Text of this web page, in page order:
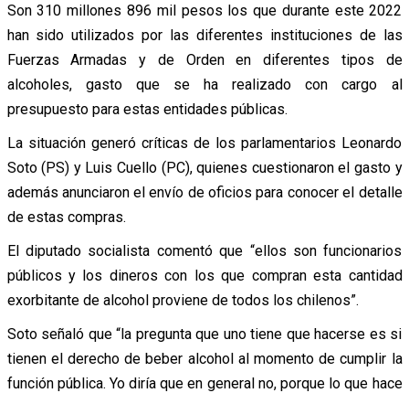
Son 310 millones 896 mil pesos los que durante este 2022
han sido utilizados por las diferentes instituciones de las
Fuerzas Armadas y de Orden en diferentes tipos de
alcoholes, gasto que se ha realizado con cargo al
presupuesto para estas entidades públicas.
La situación generó críticas de los parlamentarios Leonardo
Soto (PS) y Luis Cuello (PC), quienes cuestionaron el gasto y
además anunciaron el envío de oficios para conocer el detalle
de estas compras.
El diputado socialista comentó que “ellos son funcionarios
públicos y los dineros con los que compran esta cantidad
exorbitante de alcohol proviene de todos los chilenos”.
Soto señaló que “la pregunta que uno tiene que hacerse es si
tienen el derecho de beber alcohol al momento de cumplir la
función pública. Yo diría que en general no, porque lo que hace